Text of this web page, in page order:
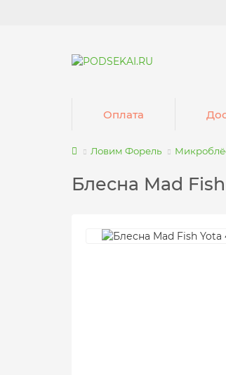
Оплата
Ловим Форель
Блесна Mad